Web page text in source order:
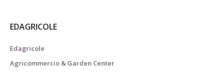
EDAGRICOLE
Edagricole
Agricommercio & Garden Center